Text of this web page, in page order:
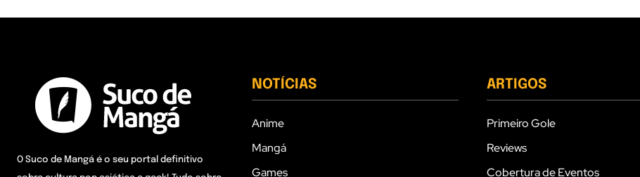
O Suco de Mangá é o seu portal definitivo
NOTÍCIAS
Anime
Mangá
Games
ARTIGOS
Primeiro Gole
Reviews
Cobertura de Eventos